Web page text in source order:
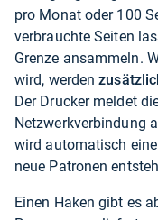
pro Monat oder 100
verbrauchte Seiten
Grenze ansammeln.
wird, werden
Der Drucker meldet
Netzwerkverbindung
wird automatisch
neue Patronen
Einen Haken gibt es